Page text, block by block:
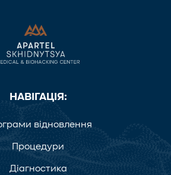
НАВІГАЦІЯ:
відновлення
Процедури
Діагностика